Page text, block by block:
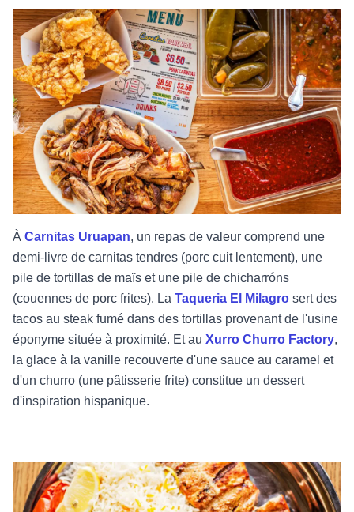
À Carnitas Uruapan, un repas de valeur comprend une
demi-livre de carnitas tendres (porc cuit lentement), une
pile de tortillas de maïs et une pile de chicharróns
(couennes de porc frites). La Taqueria El Milagro sert des
tacos au steak fumé dans des tortillas provenant de l'usine
éponyme située à proximité. Et au Xurro Churro Factory,
la glace à la vanille recouverte d'une sauce au caramel et
d'un churro (une pâtisserie frite) constitue un dessert
d'inspiration hispanique.